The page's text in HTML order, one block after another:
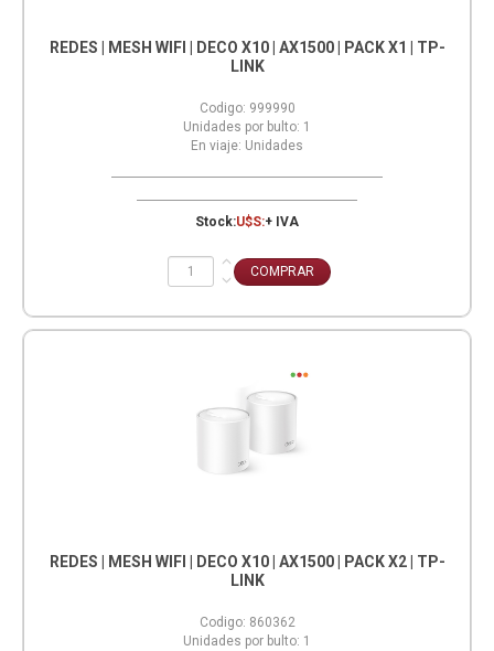
REDES | MESH WIFI | DECO X10 | AX1500 | PACK X1 | TP-
LINK
Codigo: 999990
Unidades por bulto: 1
En viaje: Unidades
Stock:U$S:+ IVA
REDES | MESH WIFI | DECO X10 | AX1500 | PACK X2 | TP-
LINK
Codigo: 860362
Unidades por bulto: 1